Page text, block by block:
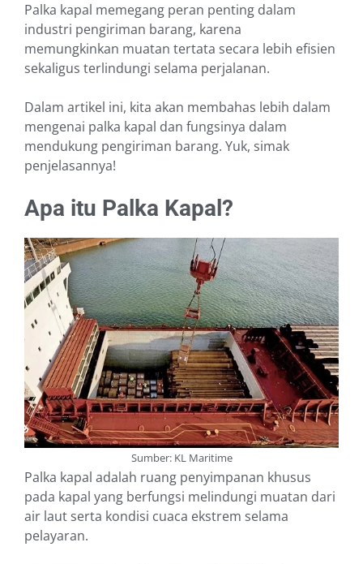
Palka kapal memegang peran penting dalam
industri pengiriman barang, karena
memungkinkan muatan tertata secara lebih efisien
sekaligus terlindungi selama perjalanan.
Dalam artikel ini, kita akan membahas lebih dalam
mengenai palka kapal dan fungsinya dalam
mendukung pengiriman barang. Yuk, simak
penjelasannya!
Apa itu Palka Kapal?
Sumber: KL Maritime
Palka kapal adalah ruang penyimpanan khusus
pada kapal yang berfungsi melindungi muatan dari
air laut serta kondisi cuaca ekstrem selama
pelayaran.